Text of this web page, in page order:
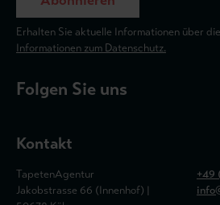
Erhalten Sie aktuelle Informationen über
Informationen zum Datenschutz.
Folgen Sie uns
Kontakt
TapetenAgentur
Jakobstrasse 66 (Innenhof) |
+49